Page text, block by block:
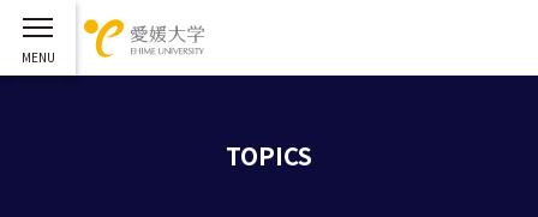
TOPICS